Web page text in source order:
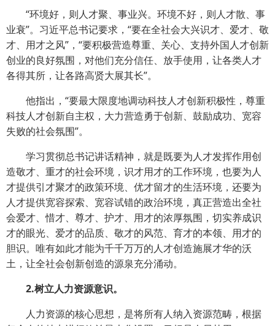
“环境好，则人才聚、事业兴。环境不好，则人才散、事
业衰”。习近平总书记要求，“要在全社会大兴识才、爱才、敬
才、用才之风”，“要积极营造尊重、关心、支持外国人才创新
创业的良好氛围，对他们充分信任、放手使用，让各类人才
各得其所，让各路高贤大展其长”。
他指出，“要最大限度地调动科技人才创新积极性，尊重
科技人才创新自主权，大力营造勇于创新、鼓励成功、宽容
失败的社会氛围”。
学习贯彻总书记讲话精神，就是既要为人才发挥作用创
造敬才、重才的社会环境，识才用才的工作环境，也要为人
才提供引才聚才的政策环境、优才留才的生活环境，还要为
人才提供宽容探索、宽容试错的政治环境，真正营造出全社
会爱才、惜才、尊才、护才、用才的浓厚氛围，切实养成识
才的眼光、爱才的品质、敬才的风范、育才的本领、用才的
胆识。唯有如此才能为千千万万的人才创造施展才华的沃
土，让全社会创新创造的源泉充分涌动。
2.树立人力资源意识。
人力资源的核心思想，是将所有人纳入资源范畴，根据